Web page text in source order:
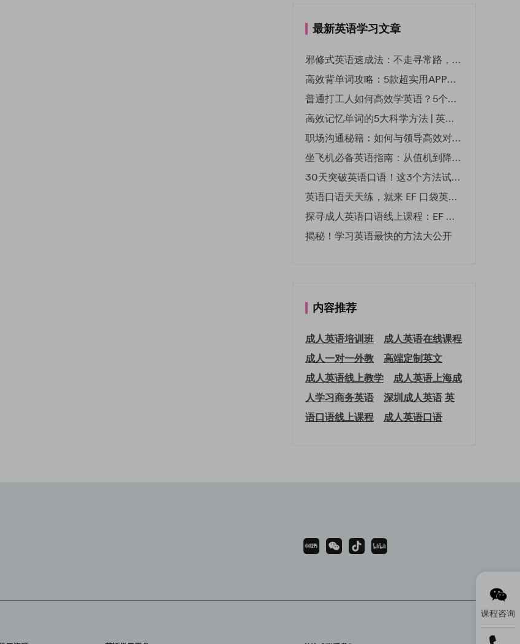
最新英语学习文章
邪修式英语速成法：不走寻常路，英语战力狂飙！
高效背单词攻略：5款超实用APP推荐 | EF英孚教育
普通打工人如何高效学英语？5个实用技巧助你突破职场瓶颈
高效记忆单词的5大科学方法 | 英语学习必备技巧
职场沟通秘籍：如何与领导高效对话 | EF英孚职场指南
坐飞机必备英语指南：从值机到降落的全流程表达
30天突破英语口语！这3个方法试过的人都说有效
英语口语天天练，就来 EF 口袋英语微信小程序
探寻成人英语口语线上课程：EF 英孚教育凭什么领航
揭秘！学习英语最快的方法大公开
内容推荐
成人英语培训班
成人英语在线课程
成人一对一外教
高端定制英文
成人英语线上教学
成人英语上海成
人学习商务英语
深圳成人英语英
语口语线上课程
成人英语口语
课程咨询